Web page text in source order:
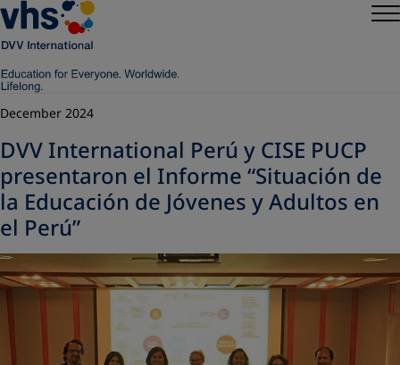
December 2024
DVV International Perú y CISE PUCP
presentaron el Informe “Situación de
la Educación de Jóvenes y Adultos en
el Perú”